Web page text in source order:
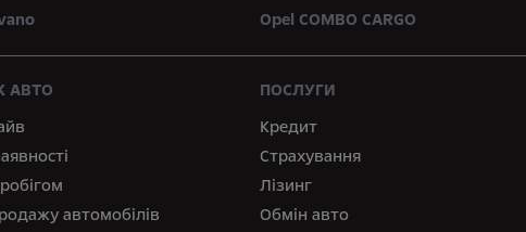
Opel COMBO CARGO
АВТО
автомобілів
ПОСЛУГИ
Кредит
Страхування
Лізинг
Обмін авто